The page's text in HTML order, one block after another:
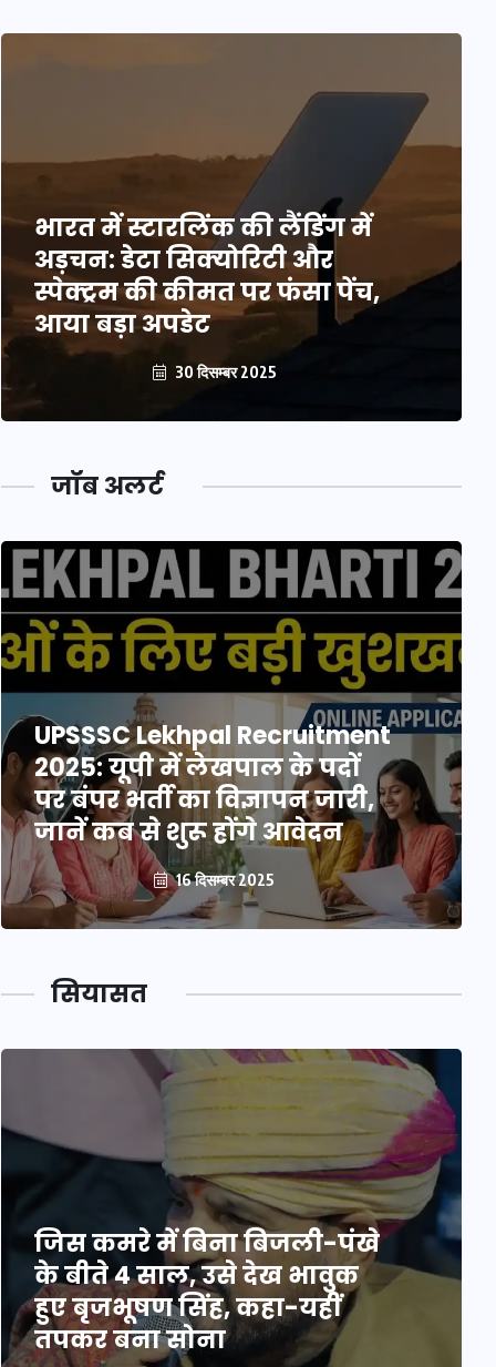
भारत में स्टारलिंक की लैंडिंग में
अड़चन: डेटा सिक्योरिटी और
स्पेक्ट्रम की कीमत पर फंसा पेंच,
आया बड़ा अपडेट
30 दिसम्बर 2025
जॉब अलर्ट
UPSSSC Lekhpal Recruitment
2025: यूपी में लेखपाल के पदों
पर बंपर भर्ती का विज्ञापन जारी,
जानें कब से शुरू होंगे आवेदन
16 दिसम्बर 2025
सियासत
जिस कमरे में बिना बिजली-पंखे
के बीते 4 साल, उसे देख भावुक
हुए बृजभूषण सिंह, कहा-यहीं
तपकर बना सोना